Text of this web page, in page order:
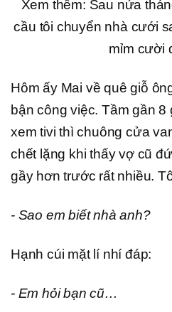
Xem thêm: Sau nửa
cầu tôi chuyển nhà cưới
mỉm cười
Hôm ấy Mai về quê giỗ
bận công việc. Tầm gần 8
xem tivi thì chuông cửa
chết lặng khi thấy vợ cũ
gầy hơn trước rất nhiều.
- Sao em biết nhà anh?
Hạnh cúi mặt lí nhí đáp:
- Em hỏi bạn cũ…